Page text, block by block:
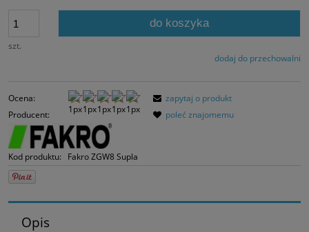
szt.
do koszyka
dodaj do przechowalni
Ocena:
Producent:
Kod produktu: Fakro ZGW8 Supla
zapytaj o produkt
poleć znajomemu
Opis